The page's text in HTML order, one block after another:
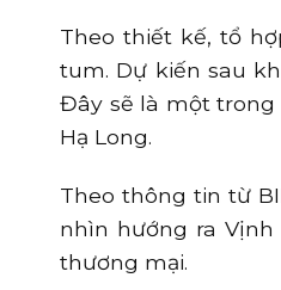
Theo thiết kế, tổ
tum. Dự kiến sau
Đây sẽ là một
Hạ Long.
Theo thông tin từ
nhìn hướng ra
thương mại.